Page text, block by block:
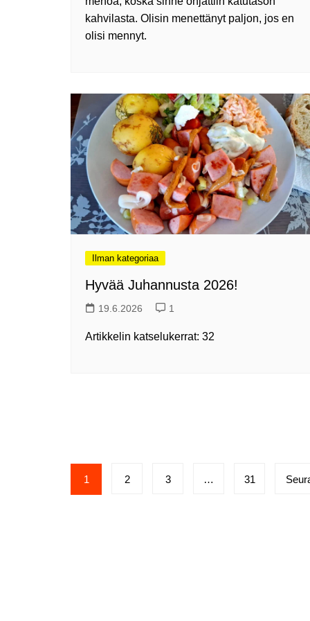
kahvilasta. Olisin menettänyt paljon, jos en
olisi mennyt.
Ilman kategoriaa
Hyvää Juhannusta 2026!
19.6.2026 1
Artikkelin katselukerrat: 32
Artikkelien
sivutus
1 2 3 … 31